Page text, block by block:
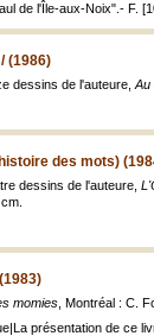
de l'Île-aux-Noix".- F.
(1986)
dessins de l'auteure, Au
des mots)
dessins de l'auteure,
momies , Montréal : C.
présentation de ce